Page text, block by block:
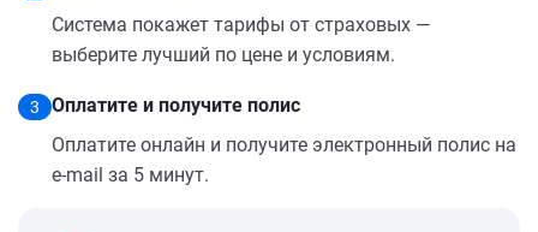
Система покажет тарифы от страховых —
выберите лучший по цене и условиям.
3
Оплатите и получите полис
Оплатите онлайн и получите электронный полис на
e-mail за 5 минут.